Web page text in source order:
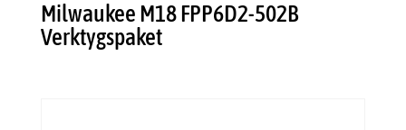
Milwaukee M18 FPP6D2-502B
Verktygspaket